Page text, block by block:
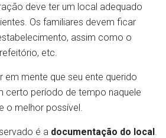
deve ter um local adequado
Os familiares devem ficar
assim como o
etc.
em mente que seu ente querido
certo período de tempo naquele
o melhor possível.
é a documentação do local